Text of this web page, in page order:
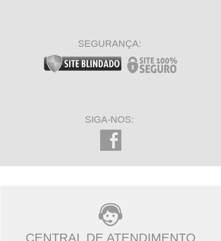
SEGURANÇA:
SIGA-NOS:
CENTRAL DE ATENDIMENTO